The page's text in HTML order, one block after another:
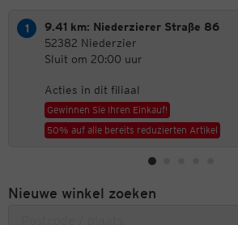
9.41 km: Niederzierer Straße 86
52382 Niederzier
Sluit om 20:00 uur
Acties in dit filiaal
Gewinnen Sie Ihren Einkauf!
50% auf alle bereits reduzierten Artikel
Nieuwe winkel zoeken